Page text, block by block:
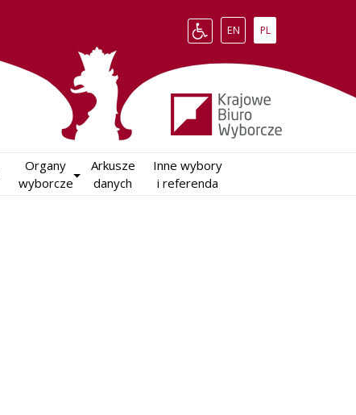
Change language to English
EN Zmień język na
PL
Organy
wyborcze
Arkusze
danych
Inne wybory
i referenda